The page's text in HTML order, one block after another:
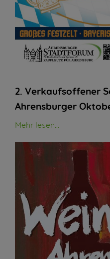
2. Verkaufsoffener
Ahrensburger
Mehr lesen...